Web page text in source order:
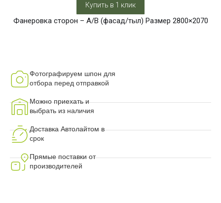
Купить в 1 клик
Фанеровка сторон – А/B (фасад/тыл) Размер 2800×2070
Фотографируем шпон для
отбора перед отправкой
Можно приехать и
выбрать из наличия
Доставка Автолайтом в
срок
Прямые поставки от
производителей